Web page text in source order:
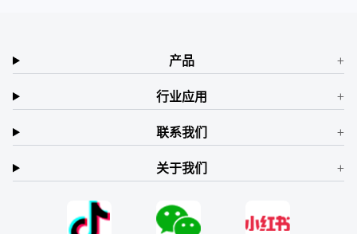
产品
行业应用
联系我们
关于我们